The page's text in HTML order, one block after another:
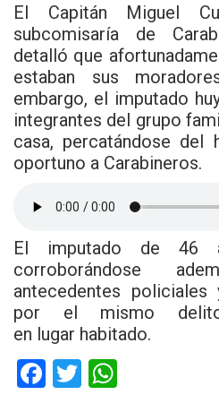
El Capitán Miguel
subcomisaría de
detalló que
estaban sus
embargo, el imputado
integrantes del grupo
casa, percatándose del
oportuno a Carabineros.
El imputado de 46
corroborándose
antecedentes
por el mismo
en lugar habitado.
F
T